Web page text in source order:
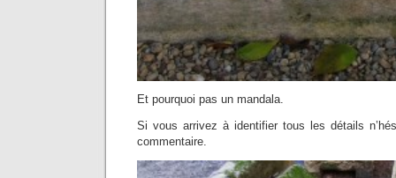
Et pourquoi pas un mandala.
Si vous arrivez à identifier tous les détails
commentaire.